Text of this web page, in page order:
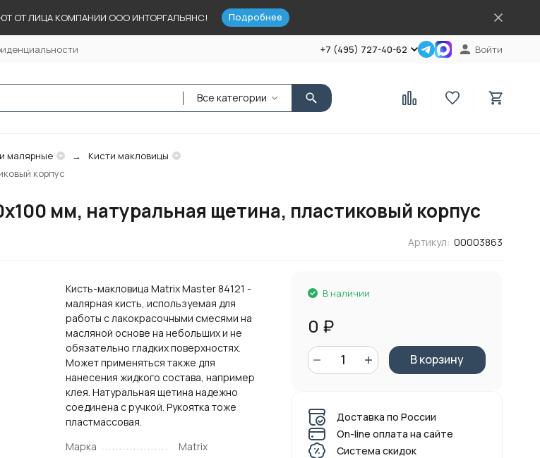
ОТ ЛИЦА КОМПАНИИ ООО ИНТОРГАЛЬЯНС! Подробнее
+7 (495) 727-40-62 Войти
Все категории
малярные
Кисти макловицы
корпус
мм, натуральная щетина, пластиковый корпус
Артикул: 00003863
Кисть-макловица Matrix Master 84121 -
малярная кисть, используемая для
работы с лакокрасочными смесями на
масляной основе на небольших и не
обязательно гладких поверхностях.
Может применяться также для
нанесения жидкого состава, например
клея. Натуральная щетина надежно
соединена с ручкой. Рукоятка тоже
пластмассовая.
Марка
Matrix
В наличии
0 ₽
В корзину
Доставка по России
On-line оплата на сайте
Система скидок